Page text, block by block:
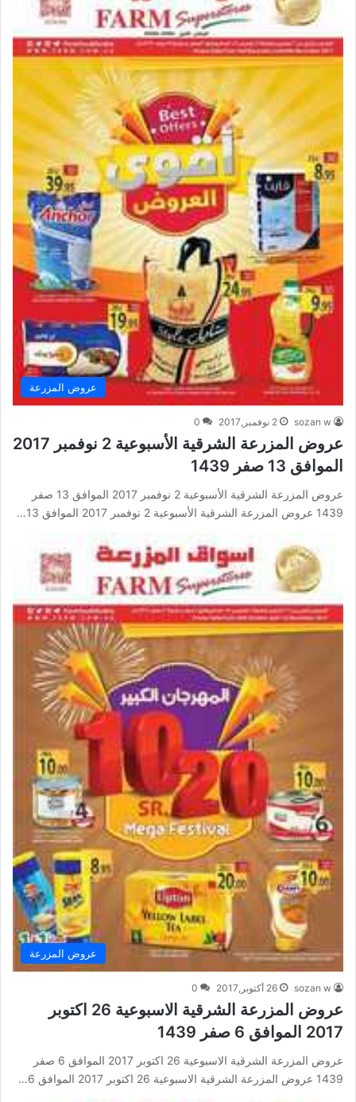
عروض المزرعة
sozan w 2 نوفمبر,2017 0
عروض المزرعة الشرقية الأسبوعية 2 نوفمبر 2017
الموافق 13 صفر 1439
عروض المزرعة الشرقية الأسبوعية 2 نوفمبر 2017 الموافق 13 صفر
1439 عروض المزرعة الشرقية الأسبوعية 2 نوفمبر 2017 الموافق 13…
عروض المزرعة
sozan w 26 أكتوبر,2017 0
عروض المزرعة الشرقية الاسبوعية 26 اكتوبر
2017 الموافق 6 صفر 1439
عروض المزرعة الشرقية الاسبوعية 26 اكتوبر 2017 الموافق 6 صفر
1439 عروض المزرعة الشرقية الاسبوعية 26 اكتوبر 2017 الموافق 6…